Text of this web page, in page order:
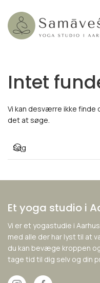
Gå til hovedindhold
Intet
Vi kan desværre ikke
det at søge.
Et yoga studio i
Vi er et yogastudie i
med alle der har lyst til at
du kan bevæge kroppen
tage tid til dig selv og din